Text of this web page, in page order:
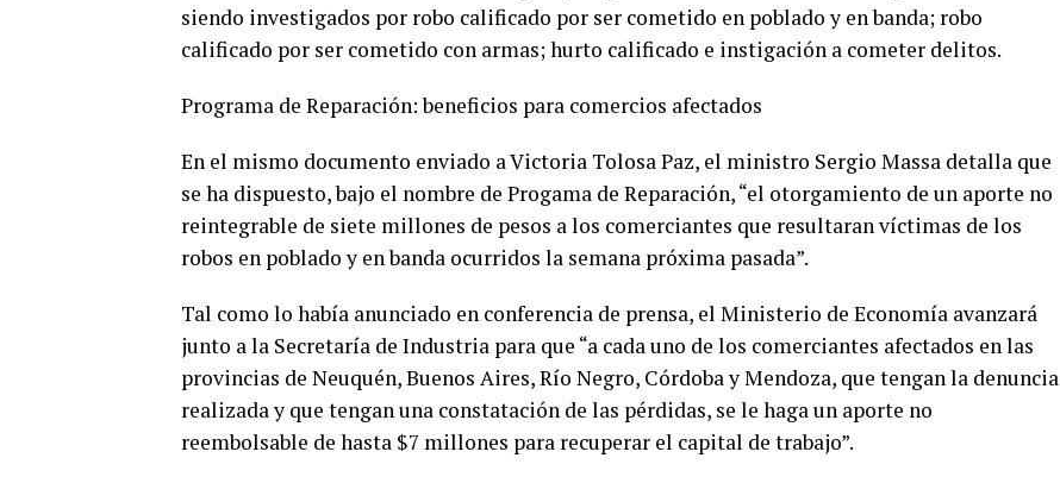
siendo investigados por robo calificado por ser cometido en poblado y en banda; robo
calificado por ser cometido con armas; hurto calificado e instigación a cometer delitos.
Programa de Reparación: beneficios para comercios afectados
En el mismo documento enviado a Victoria Tolosa Paz, el ministro Sergio Massa detalla que
se ha dispuesto, bajo el nombre de Progama de Reparación, “el otorgamiento de un aporte no
reintegrable de siete millones de pesos a los comerciantes que resultaran víctimas de los
robos en poblado y en banda ocurridos la semana próxima pasada”.
Tal como lo había anunciado en conferencia de prensa, el Ministerio de Economía avanzará
junto a la Secretaría de Industria para que “a cada uno de los comerciantes afectados en las
provincias de Neuquén, Buenos Aires, Río Negro, Córdoba y Mendoza, que tengan la denuncia
realizada y que tengan una constatación de las pérdidas, se le haga un aporte no
reembolsable de hasta $7 millones para recuperar el capital de trabajo”.